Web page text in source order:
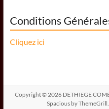
Conditions
Cliquez ici
Copyright © 2026 DETHIEGE
Spacious by